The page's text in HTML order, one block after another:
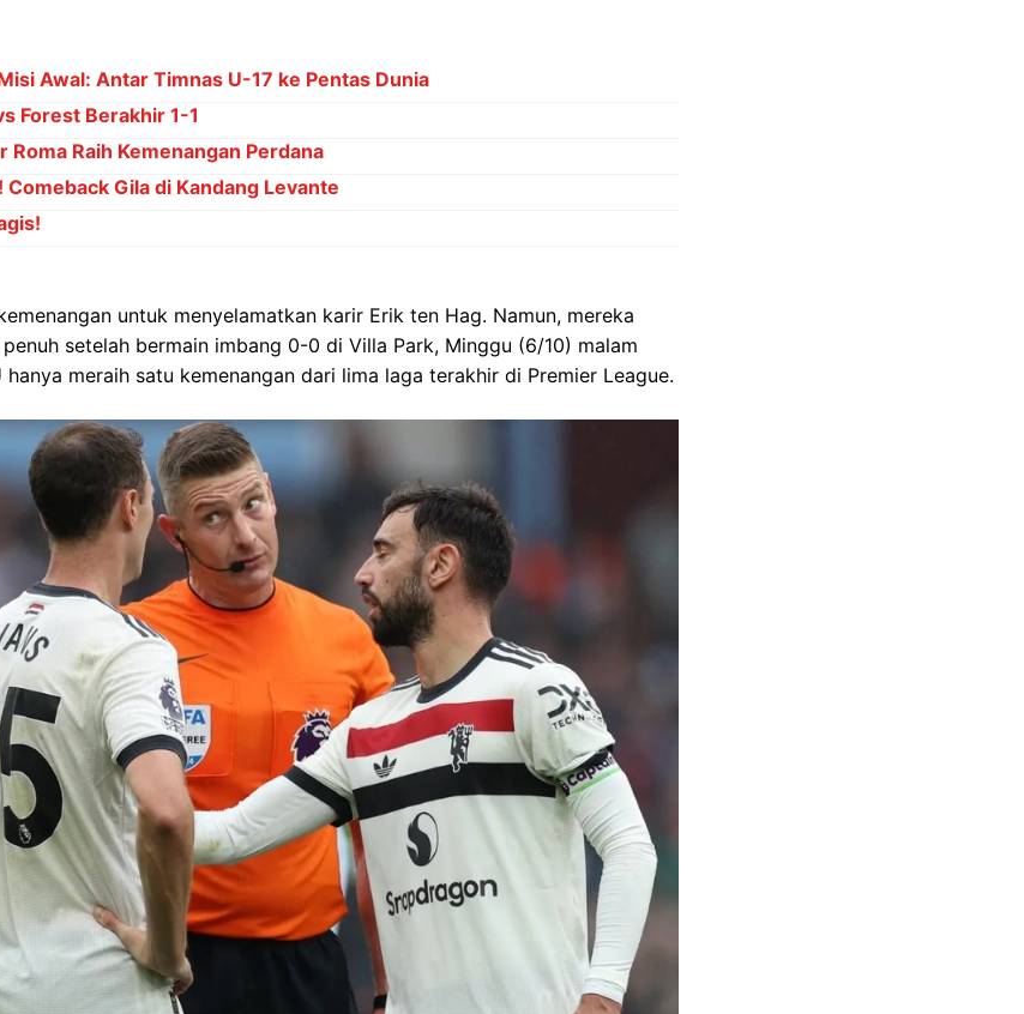
Awal: Antar Timnas U-17 ke Pentas Dunia
Forest Berakhir 1-1
Roma Raih Kemenangan Perdana
Gila di Kandang Levante
untuk menyelamatkan karir Erik ten Hag. Namun, mereka
setelah bermain imbang 0-0 di Villa Park, Minggu (6/10) malam
hanya meraih satu kemenangan dari lima laga terakhir di Premier League.